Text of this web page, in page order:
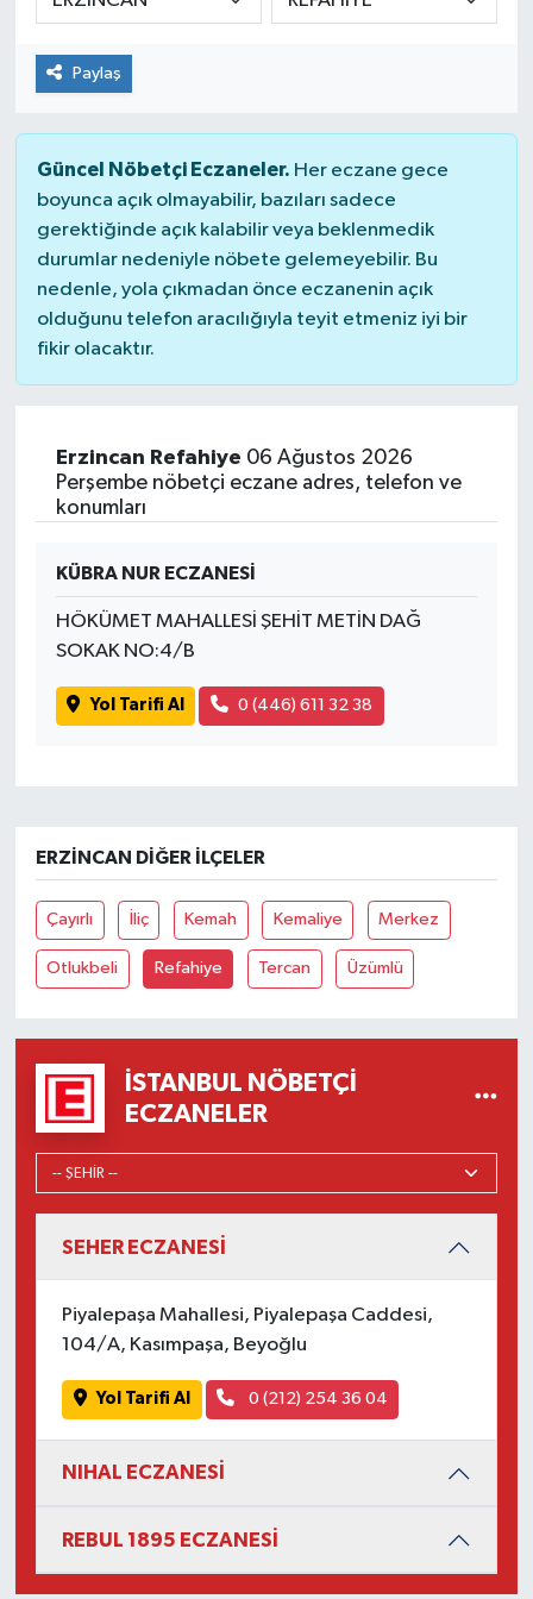
Paylaş
Güncel Nöbetçi Eczaneler. Her eczane gece
boyunca açık olmayabilir, bazıları sadece
gerektiğinde açık kalabilir veya beklenmedik
durumlar nedeniyle nöbete gelemeyebilir. Bu
nedenle, yola çıkmadan önce eczanenin açık
olduğunu telefon aracılığıyla teyit etmeniz iyi bir
fikir olacaktır.
Erzincan Refahiye 06 Ağustos 2026
Perşembe nöbetçi eczane adres, telefon ve
konumları
KÜBRA NUR ECZANESİ
HÖKÜMET MAHALLESİ ŞEHİT METİN DAĞ
SOKAK NO:4/B
Yol Tarifi Al 0 (446) 611 32 38
ERZINCAN DIĞER İLÇELER
Çayırlı İliç Kemah Kemaliye Merkez
Otlukbeli Refahiye Tercan Üzümlü
İSTANBUL NÖBETÇI
ECZANELER
SEHER ECZANESİ
Piyalepaşa Mahallesi, Piyalepaşa Caddesi,
104/A, Kasımpaşa, Beyoğlu
Yol Tarifi Al 0 (212) 254 36 04
NIHAL ECZANESİ
REBUL 1895 ECZANESİ